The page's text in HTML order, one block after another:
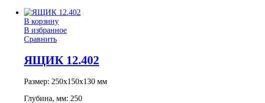
В корзину
В избранное
Сравнить
ЯЩИК 12.402
Размер: 250x150x130 мм
Глубина, мм: 250